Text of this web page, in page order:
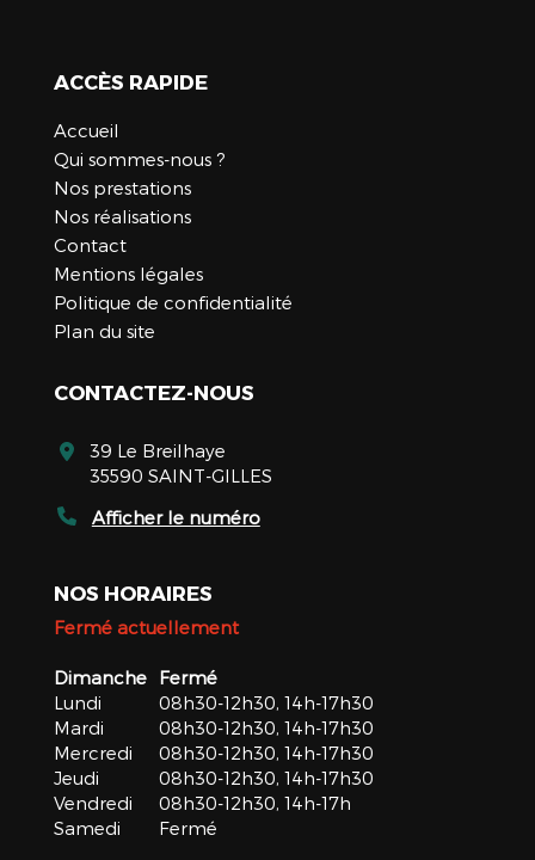
ACCÈS RAPIDE
Accueil
Qui sommes-nous ?
Nos prestations
Nos réalisations
Contact
Mentions légales
Politique de confidentialité
Plan du site
CONTACTEZ-NOUS
39 Le Breilhaye
35590 SAINT-GILLES
Afficher le numéro
NOS HORAIRES
Fermé actuellement
Dimanche
Fermé
Lundi
08h30-12h30, 14h-17h30
Mardi
08h30-12h30, 14h-17h30
Mercredi
08h30-12h30, 14h-17h30
Jeudi
08h30-12h30, 14h-17h30
Vendredi
08h30-12h30, 14h-17h
Samedi
Fermé